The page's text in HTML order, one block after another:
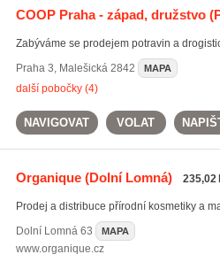
COOP Praha - západ, družstvo
Zabýváme se prodejem potravin a
Praha 3, Malešická 2842 MAPA
další pobočky (4)
NAVIGOVAT VOLAT
Organique(Dolní Lomná) 235,02
Prodej a distribuce přírodní kosmetiky a
Dolní Lomná63 MAPA
www.organique.cz